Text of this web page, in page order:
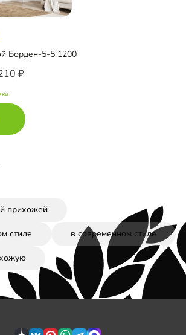
Борден-5-5 1200
прихожей
стиле в современном стиле